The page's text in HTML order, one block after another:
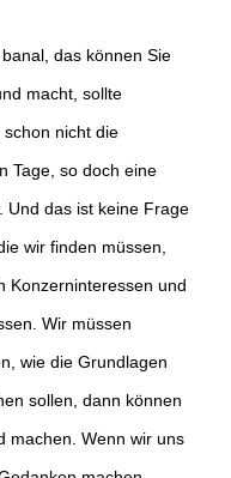
das können Sie
macht, sollte
nicht die
Tage, so doch eine
Und das ist keine Frage
wir finden müssen,
Konzerninteressen und
Wir müssen
wie die Grundlagen
sollen, dann können
machen. Wenn wir uns